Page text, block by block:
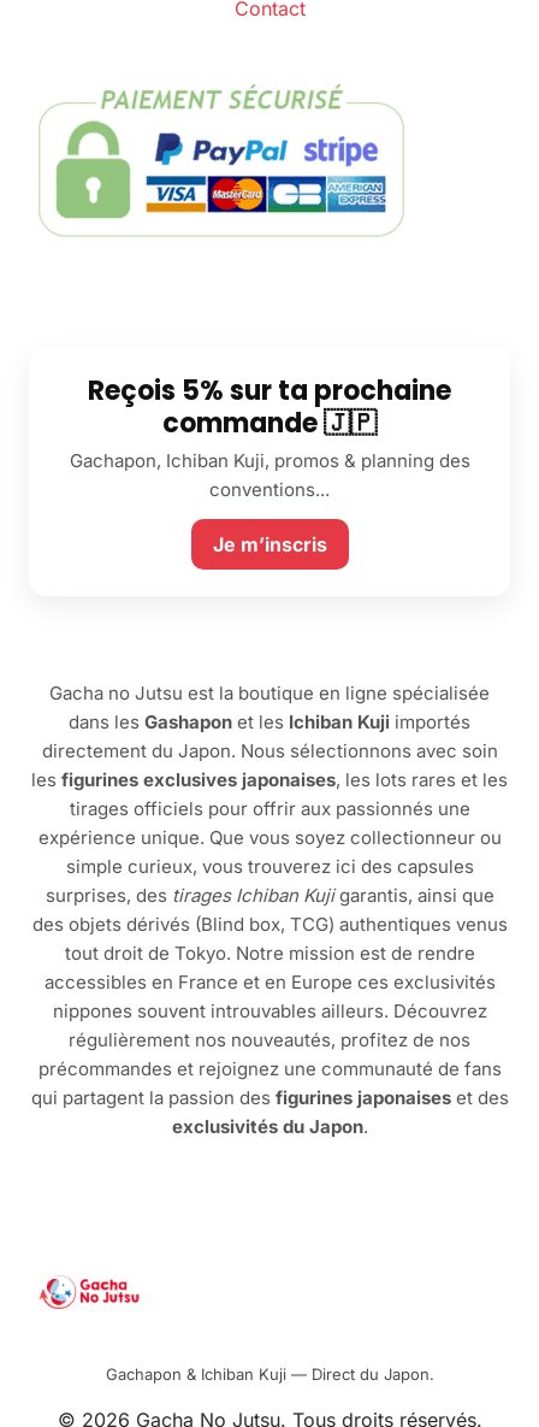
Contact
Reçois 5% sur ta prochaine
commande 🇯🇵
Gachapon, Ichiban Kuji, promos & planning des
conventions...
Je m’inscris
Gacha no Jutsu est la boutique en ligne spécialisée
dans les Gashapon et les Ichiban Kuji importés
directement du Japon. Nous sélectionnons avec soin
les figurines exclusives japonaises, les lots rares et les
tirages officiels pour offrir aux passionnés une
expérience unique. Que vous soyez collectionneur ou
simple curieux, vous trouverez ici des capsules
surprises, des tirages Ichiban Kujigarantis, ainsi que
des objets dérivés (Blind box, TCG) authentiques venus
tout droit de Tokyo. Notre mission est de rendre
accessibles en France et en Europe ces exclusivités
nippones souvent introuvables ailleurs. Découvrez
régulièrement nos nouveautés, profitez de nos
précommandes et rejoignez une communauté de fans
qui partagent la passion des figurines japonaiseset des
exclusivités du Japon.
Gachapon & Ichiban Kuji — Direct du Japon.
© 2026 Gacha No Jutsu. Tous droits réservés.